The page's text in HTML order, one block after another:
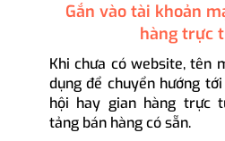
Gắn vào tài khoản
hàng trực
Khi chưa có website, tên
dụng để chuyển hướng
hội hay gian hàng trực
tảng bán hàng có sẵn.